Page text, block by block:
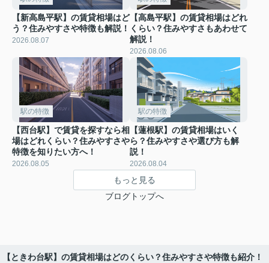
【新高島平駅】の賃貸相場はど
う？住みやすさや特徴も解説！
2026.08.07
【高島平駅】の賃貸相場はどれ
くらい？住みやすさもあわせて
解説！
2026.08.06
駅の特徴
【西台駅】で賃貸を探すなら相
場はどれくらい？住みやすさや
特徴を知りたい方へ！
2026.08.05
駅の特徴
【蓮根駅】の賃貸相場はいく
ら？住みやすさや選び方も解
説！
2026.08.04
もっと見る
ブログトップへ
【ときわ台駅】の賃貸相場はどのくらい？住みやすさや特徴も紹介！